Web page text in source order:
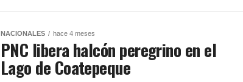
NACIONALES hace 4 meses
PNC libera halcón peregrino en el
Lago de Coatepeque